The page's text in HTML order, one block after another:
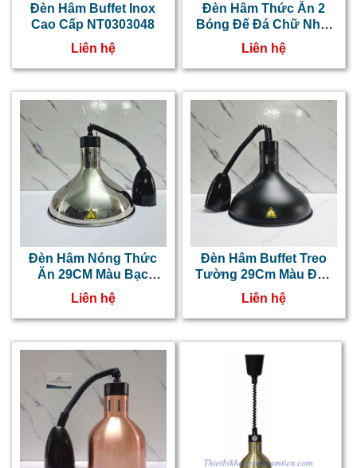
Đèn Hâm Buffet Inox
Cao Cấp NT0303048
Liên hệ
Đèn Hâm Thức Ăn 2
Bóng Đế Đá Chữ Nhật
Màu Vàng NT0303047
Liên hệ
Đèn Hâm Nóng Thức
Ăn 29CM Màu Bạc
NT0303046
Liên hệ
Đèn Hâm Buffet Treo
Tường 29Cm Màu Đen
NT0303045
Liên hệ